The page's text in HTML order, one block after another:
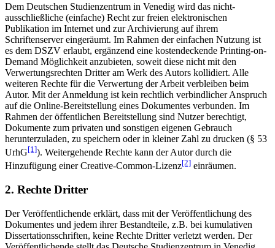
Dem Deutschen Studienzentrum in Venedig wird das nicht-
ausschließliche (einfache) Recht zur freien elektronischen
Publikation im Internet und zur Archivierung auf ihrem
Schriftenserver eingeräumt. Im Rahmen der einfachen Nutzung ist
es dem DSZV erlaubt, ergänzend eine kostendeckende Printing-on-
Demand Möglichkeit anzubieten, soweit diese nicht mit den
Verwertungsrechten Dritter am Werk des Autors kollidiert. Alle
weiteren Rechte für die Verwertung der Arbeit verbleiben beim
Autor. Mit der Anmeldung ist kein rechtlich verbindlicher Anspruch
auf die Online-Bereitstellung eines Dokumentes verbunden. Im
Rahmen der öffentlichen Bereitstellung sind Nutzer berechtigt,
Dokumente zum privaten und sonstigen eigenen Gebrauch
herunterzuladen, zu speichern oder in kleiner Zahl zu drucken (§ 53
UrhG[1]). Weitergehende Rechte kann der Autor durch die
Hinzufügung einer Creative-Common-Lizenz[2] einräumen.
2. Rechte Dritter
Der Veröffentlichende erklärt, dass mit der Veröffentlichung des
Dokumentes und jedem ihrer Bestandteile, z.B. bei kumulativen
Dissertationsschriften, keine Rechte Dritter verletzt werden. Der